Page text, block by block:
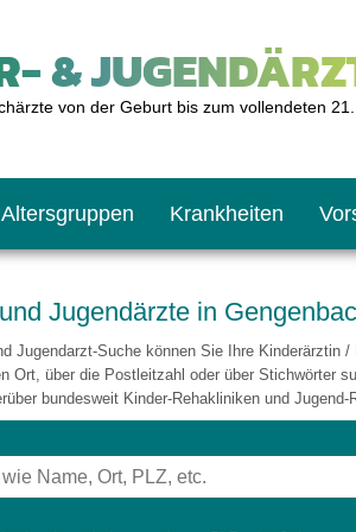
&
von der Geburt bis zum vollendeten
Altersgruppen
Kleinkinder
Krankheiten
Kleinkind: U7 bis U9
Impfen: Wann und wie oft?
Giftnotruf
Sozialpädiatrie
Körpergrößen-Rechner
Jugendärzte in
Jugendarzt-Suche können Sie Ihre Kinderärztin
Ort, über die Postleitzahl oder über Stichwörter
bundesweit Kinder-Rehakliniken und Jugend-